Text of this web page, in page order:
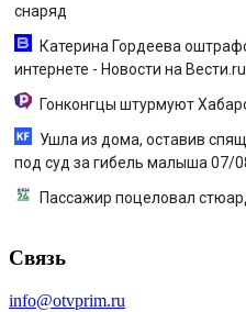
снаряд
Катерина Гордеева
интернете - Новости на Вести.ru
Гонконгцы штурмуют
Ушла из дома, оставив
под суд за гибель малыша 07/
Пассажир поцеловал
Связь
info@otvprim.ru